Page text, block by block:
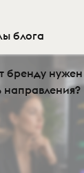
блога
бренду
направления?